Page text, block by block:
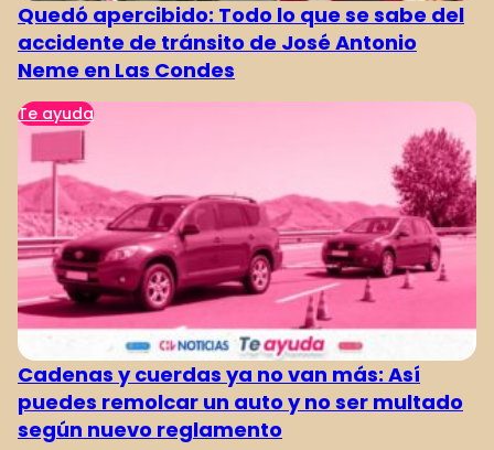
Quedó apercibido: Todo lo que se sabe del
accidente de tránsito de José Antonio
Neme en Las Condes
Te ayuda
Cadenas y cuerdas ya no van más: Así
puedes remolcar un auto y no ser multado
según nuevo reglamento